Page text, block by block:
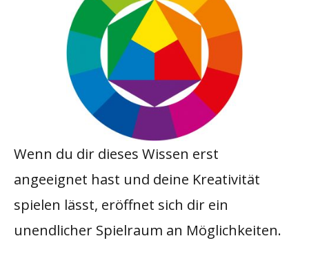
Wenn du dir dieses Wissen erst
angeeignet hast und deine Kreativität
spielen lässt, eröffnet sich dir ein
unendlicher Spielraum an Möglichkeiten.